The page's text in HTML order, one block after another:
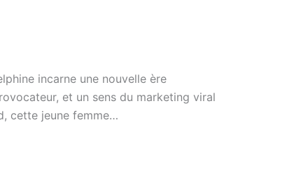
incarne une nouvelle ère
et un sens du marketing viral
cette jeune femme…